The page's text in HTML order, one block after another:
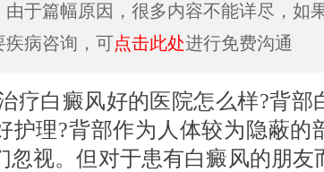
由于篇幅原因，很多内容不能详尽，如
疾病咨询，可点击此处进行免费沟通
白癜风好的医院怎么样?背部
护理?背部作为人体较为隐蔽的
忽视。但对于患有白癜风的朋友